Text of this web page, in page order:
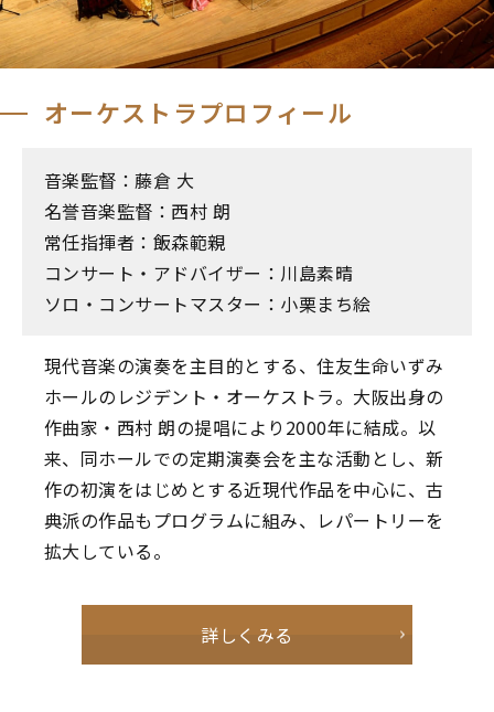
オーケストラプロフィール
音楽監督：藤倉 大
名誉音楽監督：西村 朗
常任指揮者：飯森範親
コンサート・アドバイザー：川島素晴
ソロ・コンサートマスター：小栗まち絵
現代音楽の演奏を主目的とする、住友生命いずみ
ホールのレジデント・オーケストラ。大阪出身の
作曲家・西村 朗の提唱により2000年に結成。以
来、同ホールでの定期演奏会を主な活動とし、新
作の初演をはじめとする近現代作品を中心に、古
典派の作品もプログラムに組み、レパートリーを
拡大している。
詳しくみる